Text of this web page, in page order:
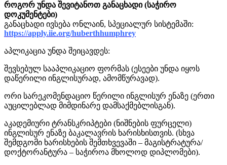
როგორ უნდა შევიტანოთ განაცხადი (საჭირო
დოკუმენტები)
განაცხადი ივსება ონლაინ, სპეციალურ სისტემაში:
https://apply.iie.org/huberthhumphrey
აპლიკაცია უნდა შეიცავდეს:
შევსებულ სააპლიკაციო ფორმას (ესეები უნდა იყოს
დაწერილი ინგლისურად, ამომწურავად).
ორი სარეკომენდაციო წერილი ინგლისურ ენაზე (ერთი
აუცილებლად მიმდინარე დამსაქმებლისგან).
აკადემიური ტრანსკრიპტები (ნიშნების ფურცელი)
ინგლისურ ენაზე ბაკალავრის ხარისხისთვის. (სხვა
შემდგომი ხარისხების შემთხვევაში – მაგისტრატურა/
დოქტორანტურა – საჭიროა მხოლოდ დიპლომები).